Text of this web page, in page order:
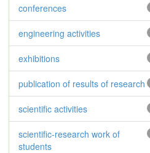
conferences
engineering activities
exhibitions
publication of results of research
scientific activities
scientific-research work of
students